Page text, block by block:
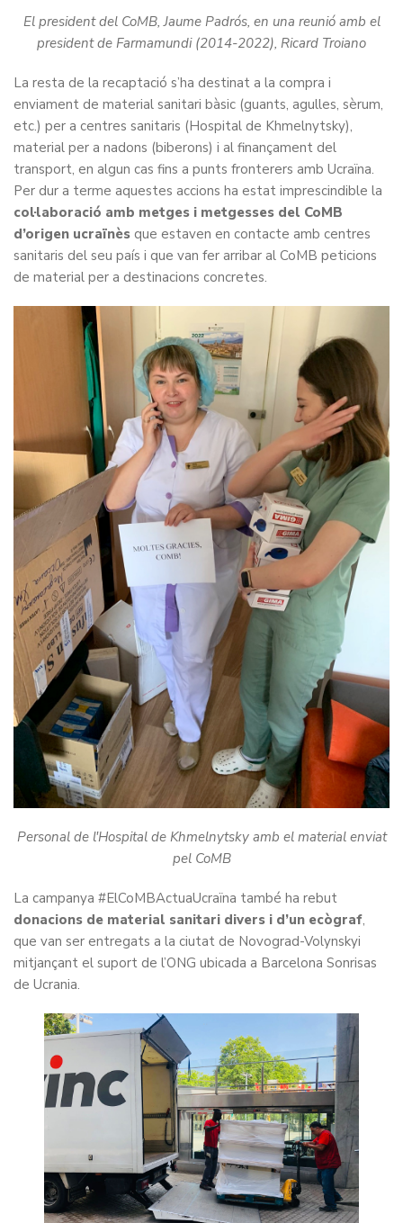
El president del CoMB, Jaume Padrós, en una reunió amb el
president de Farmamundi (2014-2022), Ricard Troiano
La resta de la recaptació s’ha destinat a la compra i
enviament de material sanitari bàsic (guants, agulles, sèrum,
etc.) per a centres sanitaris (Hospital de Khmelnytsky),
material per a nadons (biberons) i al finançament del
transport, en algun cas fins a punts fronterers amb Ucraïna.
Per dur a terme aquestes accions ha estat imprescindible la
col·laboració amb metges i metgesses del CoMB
d’origen ucraïnès que estaven en contacte amb centres
sanitaris del seu país i que van fer arribar al CoMB peticions
de material per a destinacions concretes.
Personal de l'Hospital de Khmelnytsky amb el material enviat
pel CoMB
La campanya #ElCoMBActuaUcraïna també ha rebut
donacions de material sanitari divers i d’un ecògraf,
que van ser entregats a la ciutat de Novograd-Volynskyi
mitjançant el suport de l’ONG ubicada a Barcelona Sonrisas
de Ucrania.